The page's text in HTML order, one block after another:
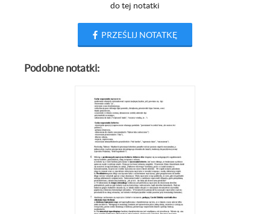
do tej notatki
PRZEŚLIJ NOTATKĘ
Podobne notatki: